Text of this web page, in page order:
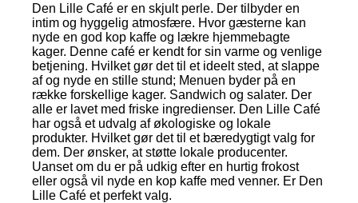
Den Lille Café er en skjult perle. Der tilbyder en
intim og hyggelig atmosfære. Hvor gæsterne kan
nyde en god kop kaffe og lækre hjemmebagte
kager. Denne café er kendt for sin varme og venlige
betjening. Hvilket gør det til et ideelt sted, at slappe
af og nyde en stille stund; Menuen byder på en
række forskellige kager. Sandwich og salater. Der
alle er lavet med friske ingredienser. Den Lille Café
har også et udvalg af økologiske og lokale
produkter. Hvilket gør det til et bæredygtigt valg for
dem. Der ønsker, at støtte lokale producenter.
Uanset om du er på udkig efter en hurtig frokost
eller også vil nyde en kop kaffe med venner. Er Den
Lille Café et perfekt valg.